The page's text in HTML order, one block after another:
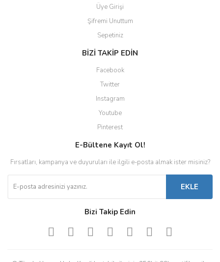
Üye Girişi
Şifremi Unuttum
Sepetiniz
BİZİ TAKİP EDİN
Facebook
Twitter
Instagram
Youtube
Pinterest
E-Bültene Kayıt Ol!
Fırsatları, kampanya ve duyuruları ile ilgili e-posta almak ister misiniz?
EKLE
Bizi Takip Edin